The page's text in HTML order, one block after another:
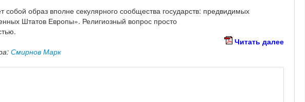
собой образ вполне секулярного сообщества государств: предвидимых
Штатов Европы». Религиозный вопрос просто
Читать далее
Смирнов Марк